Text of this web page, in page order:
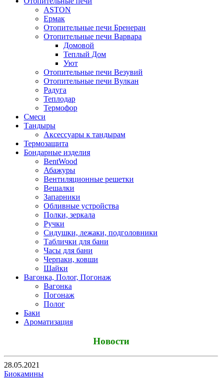
ASTON
Ермак
Отопительные печи Бренеран
Отопительные печи Варвара
Домовой
Теплый Дом
Уют
Отопительные печи Везувий
Отопительные печи Вулкан
Радуга
Теплодар
Термофор
Смеси
Тандыры
Аксессуары к тандырам
Термозащита
Бондарные изделия
BentWood
Абажуры
Вентиляционные решетки
Вешалки
Запарники
Обливные устройства
Полки, зеркала
Ручки
Сидушки, лежаки, подголовники
Таблички для бани
Часы для бани
Черпаки, ковши
Шайки
Вагонка, Полог, Погонаж
Вагонка
Погонаж
Полог
Баки
Ароматизация
Новости
28.05.2021
Биокамины